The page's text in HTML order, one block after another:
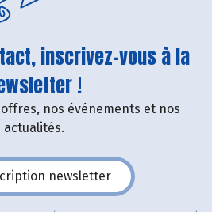
inscrivez-vous à la
!
nos événements et nos
actualités.
newsletter